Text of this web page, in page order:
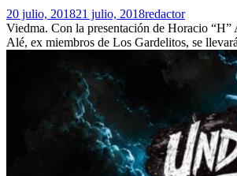
20 julio, 201821 julio, 2018redactor
Viedma. Con la presentación de Horacio
Alé, ex miembros de Los Gardelitos, se